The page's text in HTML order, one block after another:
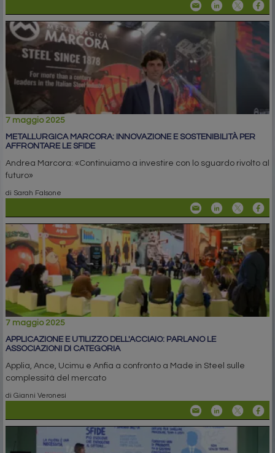
7 maggio 2025
METALLURGICA MARCORA: INNOVAZIONE E SOSTENIBILITÀ PER
AFFRONTARE LE SFIDE
Andrea Marcora: «Continuiamo a investire con lo sguardo rivolto al
futuro»
di Sarah Falsone
7 maggio 2025
APPLICAZIONE E UTILIZZO DELL'ACCIAIO: PARLANO LE
ASSOCIAZIONI DI CATEGORIA
Applia, Ance, Ucimu e Anfia a confronto a Made in Steel sulle
complessità del mercato
di Gianni Veronesi